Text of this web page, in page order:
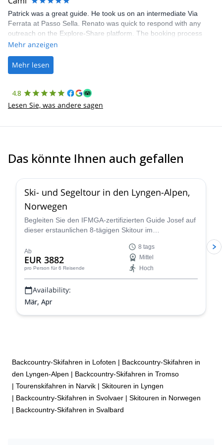
Patrick was a great guide. He took us on an intermediate Via
Ferrata at Passo Sella. Renato was quick to respond with any
outreach on the Explore-Share platform. The booking process
was straightforward, and once Patrick was confirmed, all went
the platform.
Mehr anzeigen
Mehr lesen
4.8
Lesen Sie, was andere sagen
Das könnte Ihnen auch gefallen
4.7
Ski- und Segeltour in den Lyngen-Alpen,
Norwegen
Begleiten Sie den IFMGA-zertifizierten Guide Josef auf
dieser erstaunlichen 8-tägigen Skitour im
Norwegen! Verbessern Sie Ihre Fähigkeiten in der
Navigation im Hinterland, Lawinenbewusstsein und
Skibergsteigen, während Sie die weite Wildnis der
Lyngen-Alpen erkunden.
Ab
EUR 3882
pro Person für 6 Reisende
8 tags
Mittel
Hoch
Availability:
Mär, Apr
Backcountry-Skifahren in Lofoten | Backcountry-Skifahren in
den Lyngen-Alpen | Backcountry-Skifahren in Tromso
| Tourenskifahren in Narvik | Skitouren in Lyngen
| Backcountry-Skifahren in Svolvaer | Skitouren in Norwegen
| Backcountry-Skifahren in Svalbard